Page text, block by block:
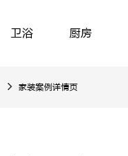
卫浴 厨房
家装案例详情页